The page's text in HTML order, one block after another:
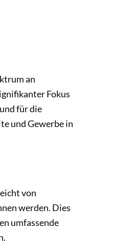
an
Fokus
für die
und Gewerbe in
von
werden. Dies
umfassende